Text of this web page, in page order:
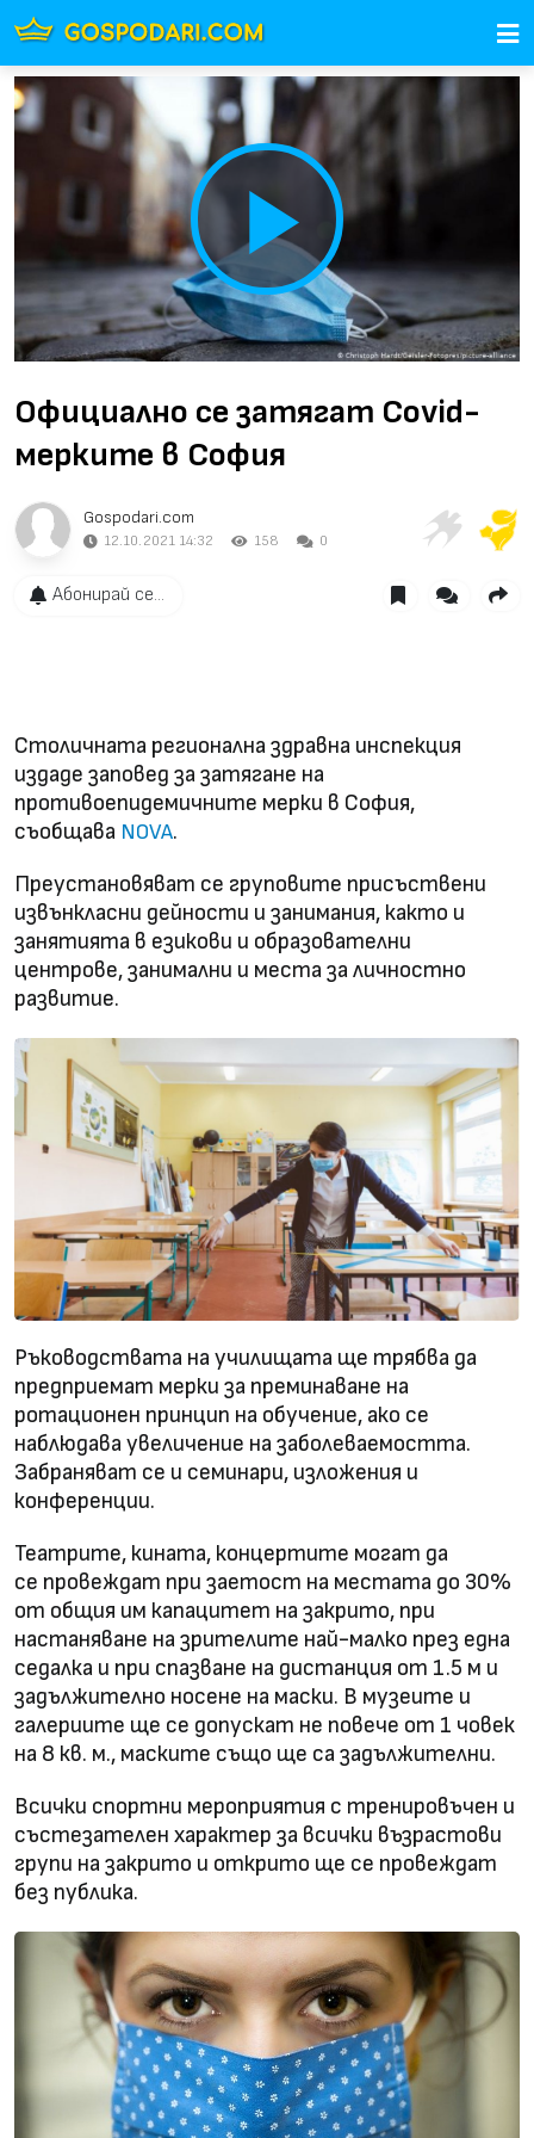
Play
Video
Официално се затягат Covid-
мерките в София
Gospodari.com
12.10.2021 14:32 158 0
Абонирай се...
Столичната регионална здравна инспекция
издаде заповед за затягане на
противоепидемичните мерки в София,
съобщава NOVA.
Преустановяват се груповите присъствени
извънкласни дейности и занимания, както и
занятията в езикови и образователни
центрове, занимални и места за личностно
развитие.
Ръководствата на училищата ще трябва да
предприемат мерки за преминаване на
ротационен принцип на обучение, ако се
наблюдава увеличение на заболеваемостта.
Забраняват се и семинари, изложения и
конференции.
Театрите, кината, концертите могат да
се провеждат при заетост на местата до 30%
от общия им капацитет на закрито, при
настаняване на зрителите най-малко през една
седалка и при спазване на дистанция от 1.5 м и
задължително носене на маски. В музеите и
галериите ще се допускат не повече от 1 човек
на 8 кв. м., маските също ще са задължителни.
Всички спортни мероприятия с тренировъчен и
състезателен характер за всички възрастови
групи на закрито и открито ще се провеждат
без публика.